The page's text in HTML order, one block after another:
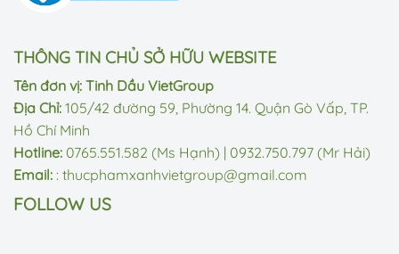
THÔNG TIN CHỦ SỞ HỮU WEBSITE
Tên đơn vị: Tinh Dầu VietGroup
Địa Chỉ: 105/42 đường 59, Phường 14. Quận Gò Vấp, TP.
Hồ Chí Minh
Hotline: 0765.551.582 (Ms Hạnh) | 0932.750.797 (Mr Hải)
Email: : thucphamxanhvietgroup@gmail.com
FOLLOW US